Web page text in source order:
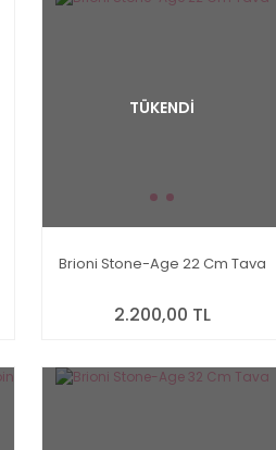
TÜKENDİ
Brioni Stone-Age 22 Cm Tava
2.200,00 TL